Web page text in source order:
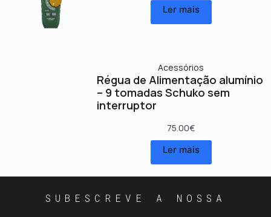
Ler mais
Acessórios
Régua de Alimentação alumínio
– 9 tomadas Schuko sem
interruptor
75.00€
Ler mais
SUBESCREVE A NOSSA